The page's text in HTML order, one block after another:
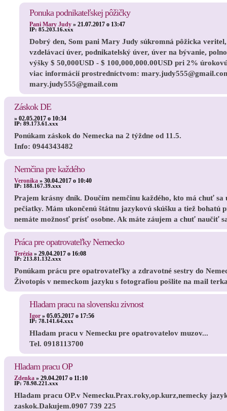
Ponuka podnikateľskej pôžičky
Pani Mary Judy » 21.07.2017 o 13:47
IP: 85.203.16.xxx
Dobrý den, Som pani Mary Judy súkromná pôžicka
vzdelávací úver, podnikatelský úver, úver na bývanie,
výšky $ 50,000USD - $ 100,000,000.00USD pri 2%
viac informácií prostredníctvom:
mary.judy555@gmail.com
Záskok DE
» 02.05.2017 o 10:34
IP: 89.173.61.xxx
Ponúkam záskok do Nemecka na 2 týždne od 11.5.
Info: 0944343482
Nemčina pre každého
Veronika » 30.04.2017 o 10:40
IP: 188.167.39.xxx
Prajem krásny dník. Doučím nemčinu každého, kto má chuť
pečiatky. Mám ukončenú štátnu jazykovú skúšku a tiež
nemáte možnosť prísť osobne. Ak máte záujem a chuť naučiť
Práca pre opatrovateľky Nemecko
Terézia » 29.04.2017 o 16:08
IP: 213.81.132.xxx
Ponúkam prácu pre opatrovateľky a zdravotné sestry do
Životopis v nemeckom jazyku s fotografiou pošlite na mail
Hladam pracu na slovensku zivnost
Igor » 05.05.2017 o 17:56
IP: 78.141.64.xxx
Hladam pracu v Nemecku pre opatrovatelov muzov...
Tel. 0918113700
Hladam pracu OP
Zdenka » 29.04.2017 o 11:10
IP: 78.98.221.xxx
Hladam pracu OP.v Nemecku.Prax.roky,op.kurz,nemecky
zaskok.Dakujem.0907 739 225